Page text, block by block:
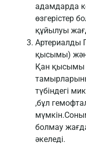
адамдарда
өзгерістер
құйылуы
Артериалды
қысымы)
Қан қысымы
түбіндегі
,бұл
болмау
әкеледі.